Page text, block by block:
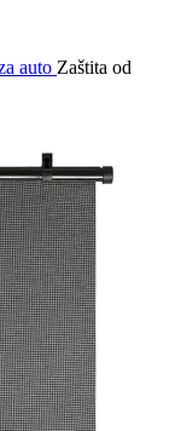
auto Zaštita od